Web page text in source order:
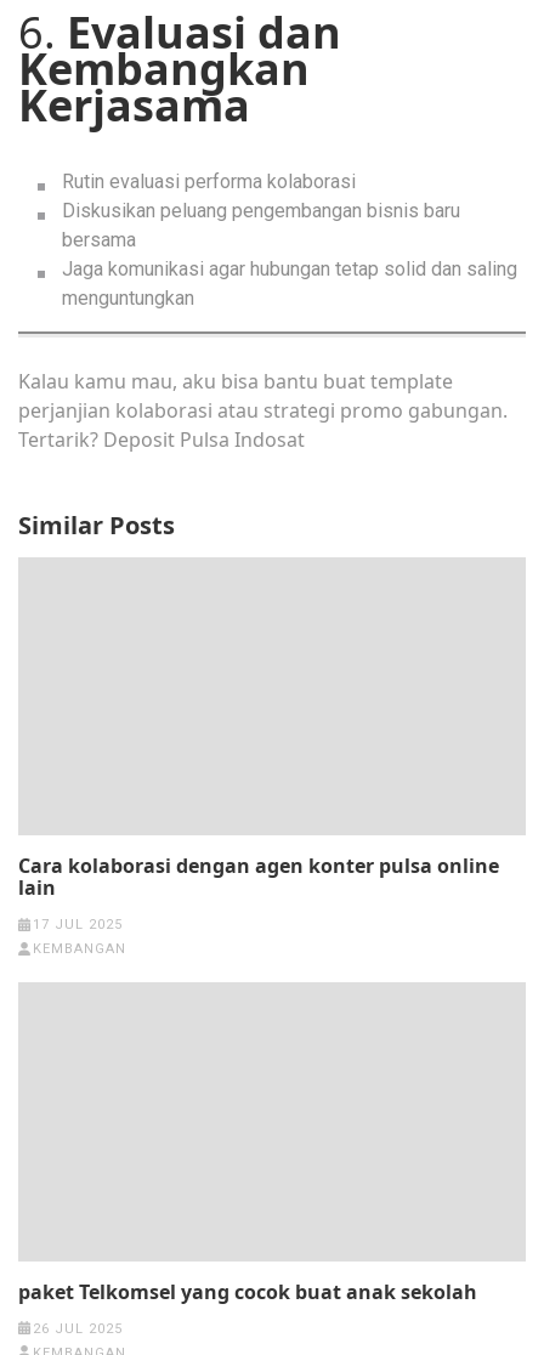
6. Evaluasi dan
Kembangkan
Kerjasama
Rutin evaluasi performa kolaborasi
Diskusikan peluang pengembangan bisnis baru
bersama
Jaga komunikasi agar hubungan tetap solid dan saling
menguntungkan
Kalau kamu mau, aku bisa bantu buat template
perjanjian kolaborasi atau strategi promo gabungan.
Tertarik? Deposit Pulsa Indosat
Similar Posts
Cara kolaborasi dengan agen konter pulsa online
lain
17 JUL 2025
KEMBANGAN
paket Telkomsel yang cocok buat anak sekolah
26 JUL 2025